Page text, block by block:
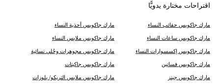
اقتراحات مختارة يدويًّا
مارك جاكوبس حقائب النساء مارك جاكوبس أحذية النساء
مارك جاكوبس ساعات النساء مارك جاكوبس ملابس النساء
مارك جاكوبس إكسسوارات النساء مارك جاكوبس مجوهرات وحُلي نسائية
مارك جاكوبس فساتين مارك جاكوبس جاكيتات
مارك جاكوبس جينز مارك جاكوبس ملابس التريكو/ بلوزات